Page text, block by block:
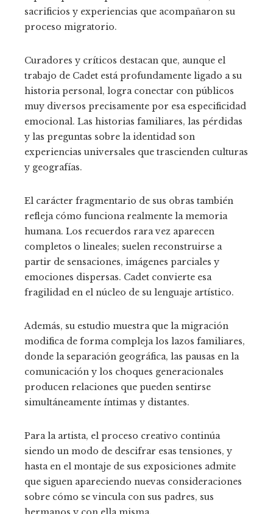
sacrificios y experiencias que acompañaron su
proceso migratorio.
Curadores y críticos destacan que, aunque el
trabajo de Cadet está profundamente ligado a su
historia personal, logra conectar con públicos
muy diversos precisamente por esa especificidad
emocional. Las historias familiares, las pérdidas
y las preguntas sobre la identidad son
experiencias universales que trascienden culturas
y geografías.
El carácter fragmentario de sus obras también
refleja cómo funciona realmente la memoria
humana. Los recuerdos rara vez aparecen
completos o lineales; suelen reconstruirse a
partir de sensaciones, imágenes parciales y
emociones dispersas. Cadet convierte esa
fragilidad en el núcleo de su lenguaje artístico.
Además, su estudio muestra que la migración
modifica de forma compleja los lazos familiares,
donde la separación geográfica, las pausas en la
comunicación y los choques generacionales
producen relaciones que pueden sentirse
simultáneamente íntimas y distantes.
Para la artista, el proceso creativo continúa
siendo un modo de descifrar esas tensiones, y
hasta en el montaje de sus exposiciones admite
que siguen apareciendo nuevas consideraciones
sobre cómo se vincula con sus padres, sus